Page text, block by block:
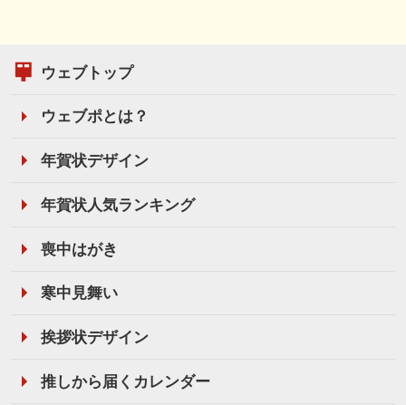
ウェブトップ
ウェブポとは？
年賀状デザイン
年賀状人気ランキング
喪中はがき
寒中見舞い
挨拶状デザイン
推しから届くカレンダー